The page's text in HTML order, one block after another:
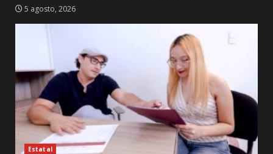
5 agosto, 2026
Estatal